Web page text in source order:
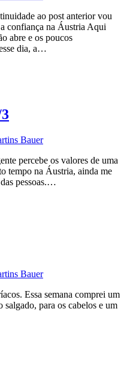
ao post anterior vou
confiança na Áustria Aqui
abre e os poucos
dia, a…
Bauer
percebe os valores de uma
tempo na Áustria, ainda me
pessoas.…
Bauer
Essa semana comprei um
para os cabelos e um